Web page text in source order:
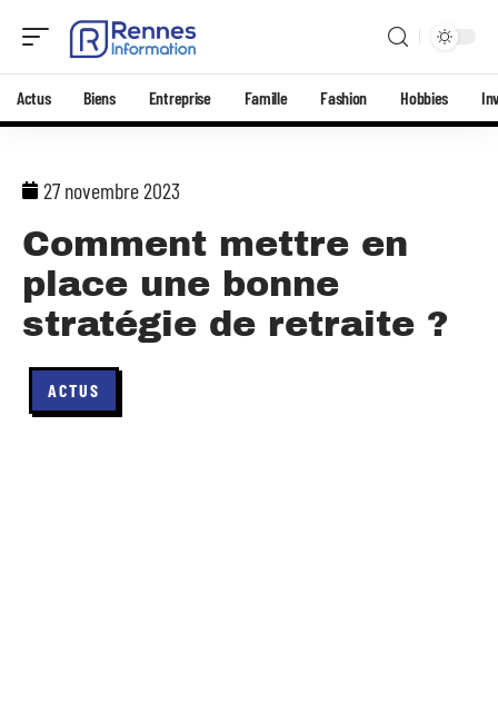
Actus Biens Entreprise Famille Fashion Hobbies
27 novembre 2023
Comment mettre en
place une bonne
stratégie de retraite ?
ACTUS